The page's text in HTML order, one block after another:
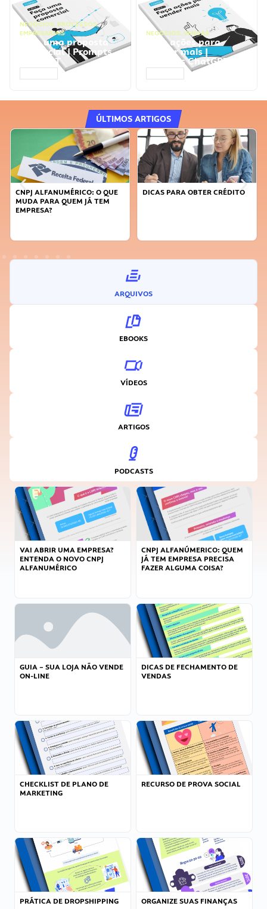
NEGÓCIOS, PROCESSOS
EMPRESARIAIS
Faça uma proposta
comercial | Prompts
ChatGPT
NEGÓCIOS, VENDAS
Faça ações para
vender mais |
Prompts ChatGPT
ÚLTIMOS ARTIGOS
DICAS PARA OBTER CRÉDITO
FAÇA A DIFERENÇA: SEJA
ARQUIVOS
EBOOKS
VÍDEOS
ARTIGOS
PODCASTS
VAI ABRIR UMA EMPRESA?
ENTENDA O NOVO CNPJ
ALFANUMÉRICO
CNPJ ALFANÚMERICO: QUEM
JÁ TEM EMPRESA PRECISA
FAZER ALGUMA COISA?
GUIA – SUA LOJA NÃO VENDE
ON-LINE
DICAS DE FECHAMENTO DE
VENDAS
CHECKLIST DE PLANO DE
MARKETING
RECURSO DE PROVA SOCIAL
PRÁTICA DE DROPSHIPPING ORGANIZE SUAS FINANÇAS